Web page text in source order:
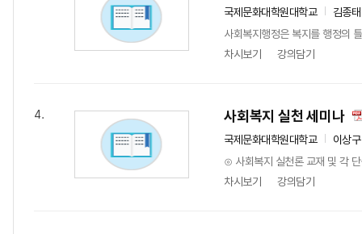
국제문화대학원대학교
김종태
사회복지행정은 복지를 행정의
차시보기
강의담기
4. 사회복지 실천 세미나
국제문화대학원대학교
이상구
⊙ 사회복지 실천론 교재 및 각
차시보기
강의담기